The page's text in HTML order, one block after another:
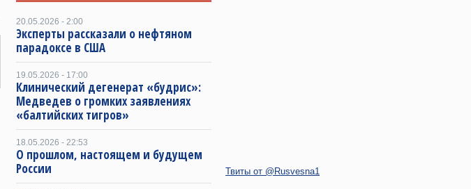
20.05.2026 - 2:00
Эксперты рассказали о нефтяном
парадоксе в США
19.05.2026 - 17:00
Клинический дегенерат «будрис»:
Медведев о громких заявлениях
«балтийских тигров»
18.05.2026 - 22:53
О прошлом, настоящем и будущем
России
Твиты от @Rusvesna1